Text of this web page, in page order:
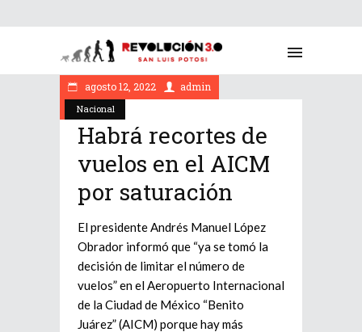
Nacional
agosto 12, 2022 admin
Habrá recortes de
vuelos en el AICM
por saturación
El presidente Andrés Manuel López
Obrador informó que “ya se tomó la
decisión de limitar el número de
vuelos” en el Aeropuerto Internacional
de la Ciudad de México “Benito
Juárez” (AICM) porque hay más